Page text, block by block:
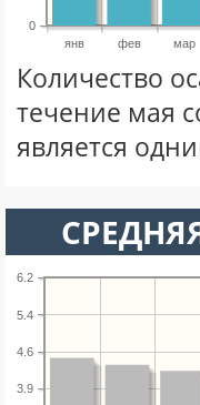
янв фев мар
0
Количество
течение мая
является
3.9
4.6
5.4
6.2